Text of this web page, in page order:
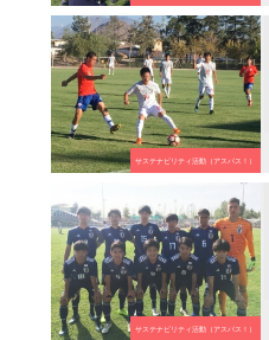
サステナビリティ活動（アスパス！）
サステナビリティ活動（アスパス！）